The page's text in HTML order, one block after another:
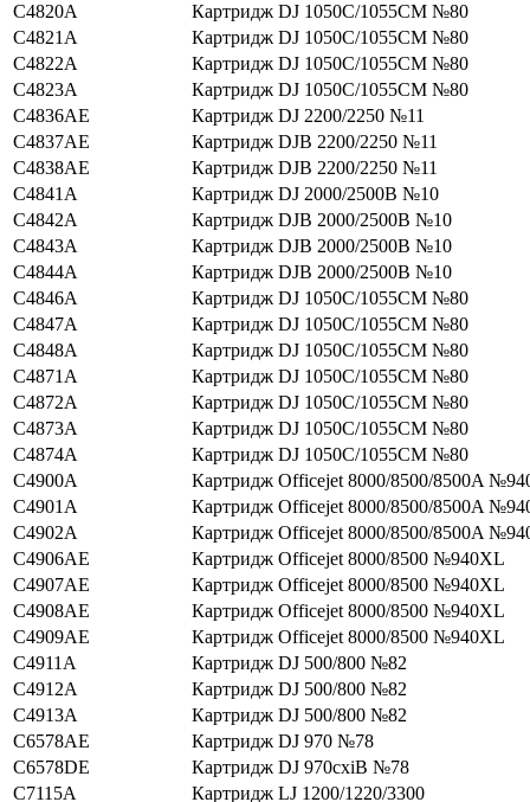
C4820A
Картридж DJ 1050C/1055CM №80
C4821A
Картридж DJ 1050C/1055CM №80
C4822A
Картридж DJ 1050C/1055CM №80
C4823A
Картридж DJ 1050C/1055CM №80
C4836AE
Картридж DJ 2200/2250 №11
C4837AE
Картридж DJВ 2200/2250 №11
C4838AE
Картридж DJВ 2200/2250 №11
C4841A
Картридж DJ 2000/2500В №10
C4842A
Картридж DJВ 2000/2500В №10
C4843A
Картридж DJВ 2000/2500В №10
C4844A
Картридж DJВ 2000/2500В №10
C4846A
Картридж DJ 1050C/1055CM №80
C4847A
Картридж DJ 1050C/1055CM №80
C4848A
Картридж DJ 1050C/1055CM №80
C4871A
Картридж DJ 1050C/1055CM №80
C4872A
Картридж DJ 1050C/1055CM №80
C4873A
Картридж DJ 1050C/1055CM №80
C4874A
Картридж DJ 1050C/1055CM №80
C4900A
Картридж Officejet 8000/8500/8500A
C4901A
Картридж Officejet 8000/8500/8500A
C4902A
Картридж Officejet 8000/8500/8500A
C4906AE
Картридж Officejet 8000/8500 №940XL
C4907AE
Картридж Officejet 8000/8500 №940XL
C4908AE
Картридж Officejet 8000/8500 №940XL
C4909AE
Картридж Officejet 8000/8500 №940XL
C4911A
Картридж DJ 500/800 №82
C4912A
Картридж DJ 500/800 №82
C4913A
Картридж DJ 500/800 №82
C6578AE
Картридж DJ 970 №78
C6578DE
Картридж DJ 970cxiВ №78
C7115A
Картридж LJ 1200/1220/3300